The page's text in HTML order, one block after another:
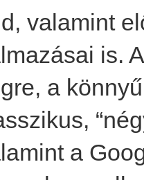
valamint
is.
a
a